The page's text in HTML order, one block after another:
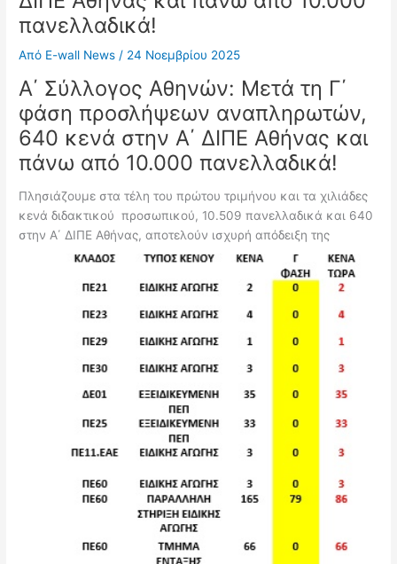
πανελλαδικά!
Από E-wall News/ 24 Νοεμβρίου 2025
Α΄ Σύλλογος Αθηνών: Μετά τη Γ΄
φάση προσλήψεων αναπληρωτών,
640 κενά στην Α΄ ΔΙΠΕ Αθήνας και
πάνω από 10.000 πανελλαδικά!
Πλησιάζουμε στα τέλη του πρώτου τριμήνου και τα χιλιάδες
κενά διδακτικού προσωπικού, 10.509 πανελλαδικά και 640
στην Α΄ ΔΙΠΕ Αθήνας, αποτελούν ισχυρή απόδειξη της